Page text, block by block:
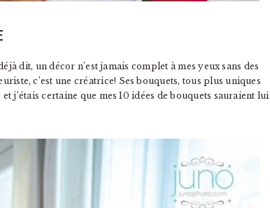
dit, un décor n’est jamais complet à mes yeux sans des
c’est une créatrice! Ses bouquets, tous plus uniques
j’étais certaine que mes 10 idées de bouquets sauraient lui